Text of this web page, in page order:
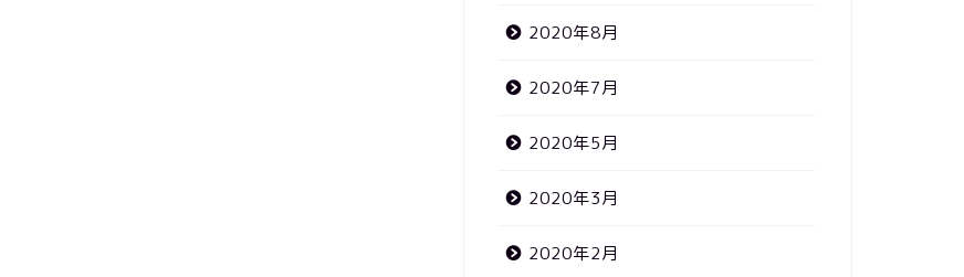
2020年8月
2020年7月
2020年5月
2020年3月
2020年2月